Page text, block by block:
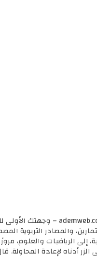
والمصادر
إلى الرياضيات والعلوم،
الزر أدناه لإعادة